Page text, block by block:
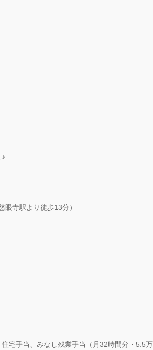
寺駅より徒歩13分）
宅手当、みなし残業手当（月32時間分・5.5万